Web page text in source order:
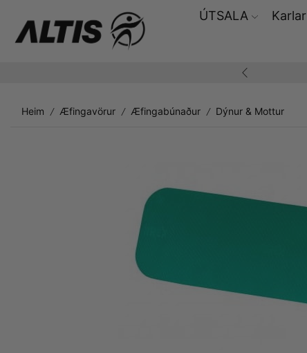
ÚTSALA Karlar
Heim / Æfingavörur / Æfingabúnaður / Dýnur & Mottur